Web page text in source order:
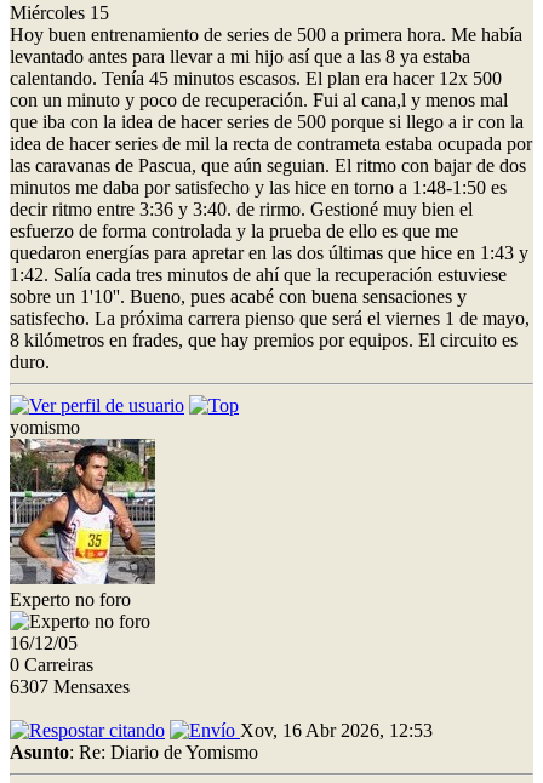
Miércoles 15
Hoy buen entrenamiento de series de 500 a primera hora. Me había
levantado antes para llevar a mi hijo así que a las 8 ya estaba
calentando. Tenía 45 minutos escasos. El plan era hacer 12x 500
con un minuto y poco de recuperación. Fui al cana,l y menos mal
que iba con la idea de hacer series de 500 porque si llego a ir con la
idea de hacer series de mil la recta de contrameta estaba ocupada por
las caravanas de Pascua, que aún seguian. El ritmo con bajar de dos
minutos me daba por satisfecho y las hice en torno a 1:48-1:50 es
decir ritmo entre 3:36 y 3:40. de rirmo. Gestioné muy bien el
esfuerzo de forma controlada y la prueba de ello es que me
quedaron energías para apretar en las dos últimas que hice en 1:43 y
1:42. Salía cada tres minutos de ahí que la recuperación estuviese
sobre un 1'10''. Bueno, pues acabé con buena sensaciones y
satisfecho. La próxima carrera pienso que será el viernes 1 de mayo,
8 kilómetros en frades, que hay premios por equipos. El circuito es
duro.
yomismo
Experto no foro
16/12/05
0 Carreiras
6307 Mensaxes
Xov, 16 Abr 2026, 12:53
Asunto: Re: Diario de Yomismo